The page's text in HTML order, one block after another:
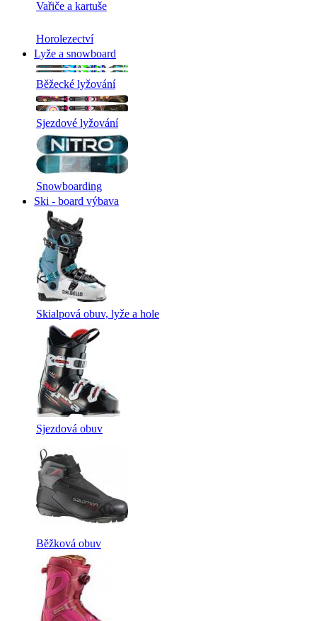
Vařiče a kartuše
Horolezectví
Lyže a snowboard
Běžecké lyžování
Sjezdové lyžování
Snowboarding
Ski - board výbava
Skialpová obuv, lyže a hole
Sjezdová obuv
Běžková obuv